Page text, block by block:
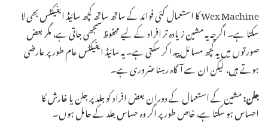
Wex Machine کا استعمال کئی فوائد کے ساتھ ساتھ کچھ سائیڈ ایفیکٹس بھی لا
سکتا ہے۔ اگرچہ یہ مشین زیادہ تر افراد کے لیے محفوظ سمجھی جاتی ہے، مگر بعض
صورتوں میں یہ کچھ مسائل پیدا کر سکتی ہے۔ یہ سائیڈ ایفیکٹس عام طور پر عارضی
ہوتے ہیں، لیکن ان سے آگاہ رہنا ضروری ہے۔
جلن:مشین کے استعمال کے دوران بعض افراد کو جلد پر جلن یا خارش کا
احساس ہو سکتا ہے، خاص طور پر اگر وہ حساس جلد کے حامل ہوں۔